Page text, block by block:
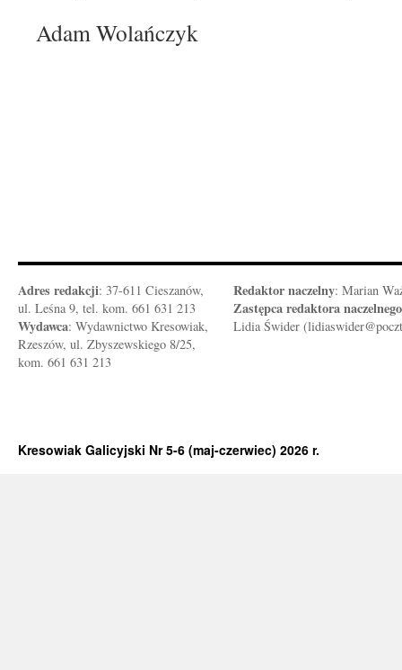
Adam Wolańczyk
Adres redakcji: 37-611 Cieszanów,
ul. Leśna 9, tel. kom. 661 631 213
Wydawca: Wydawnictwo Kresowiak,
Rzeszów, ul. Zbyszewskiego 8/25,
kom. 661 631 213
Redaktor naczelny: Marian
Zastępca redaktora naczelnego
Lidia Świder
Kresowiak Galicyjski Nr 5-6 (maj-czerwiec) 2026 r.